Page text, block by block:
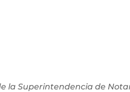
la Superintendencia de